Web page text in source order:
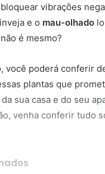
vibrações
e o mau-olhado
é mesmo?
você poderá conferir
plantas que
sua casa e do seu
venha conferir tudo